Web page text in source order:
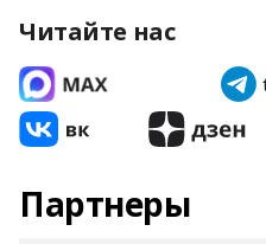
Читайте нас
Партнеры